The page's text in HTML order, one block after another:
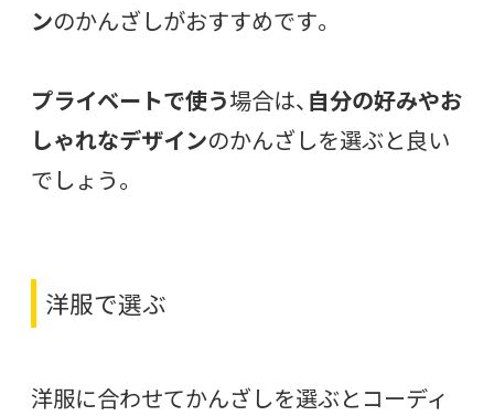
ンのかんざしがおすすめです。
プライベートで使う場合は、 自分の好みやお
しゃれなデザインのかんざしを選ぶと良い
でしょう。
洋服で選ぶ
洋服に合わせてかんざしを選ぶとコーディ